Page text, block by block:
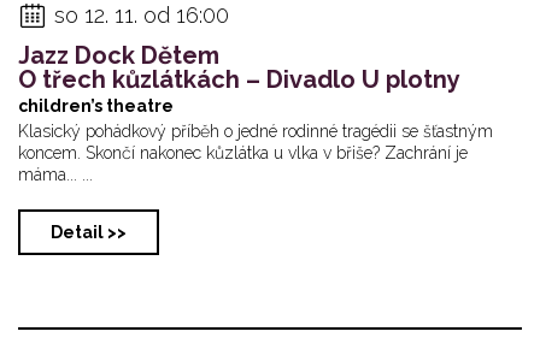
so 12. 11. od 16:00
Jazz Dock Dětem
O třech kůzlátkách – Divadlo U plotny
children’s theatre
Klasický pohádkový příběh o jedné rodinné tragédii se šťastným
koncem. Skončí nakonec kůzlátka u vlka v břiše? Zachrání je
máma... ...
Detail >>